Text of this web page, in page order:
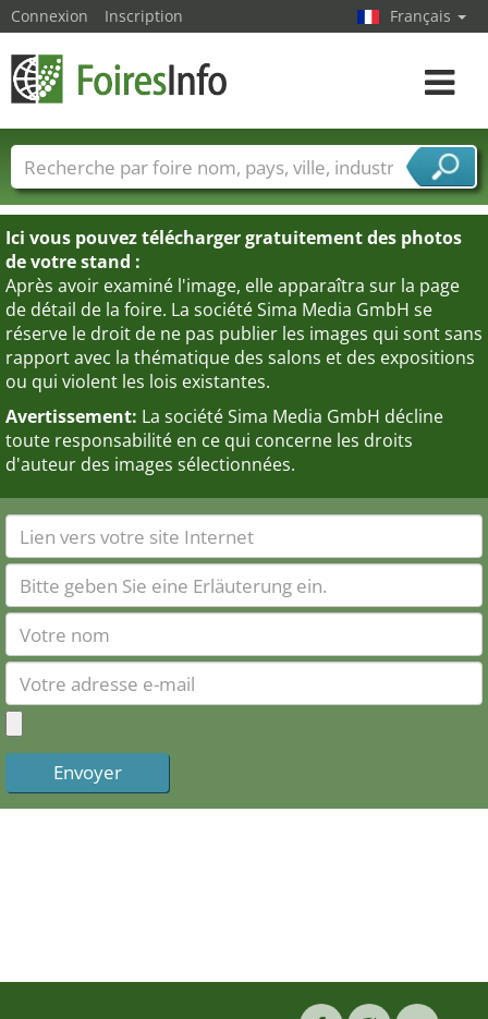
Ici vous pouvez télécharger gratuitement des photos
de votre stand :
Après avoir examiné l'image, elle apparaîtra sur la page
de détail de la foire. La société Sima Media GmbH se
réserve le droit de ne pas publier les images qui sont sans
rapport avec la thématique des salons et des expositions
ou qui violent les lois existantes.
Avertissement: La société Sima Media GmbH décline
toute responsabilité en ce qui concerne les droits
d'auteur des images sélectionnées.
Connexion Inscription Français
Toggle
Foire noms Pays Villes
Secteurs de foire
Secteurs du fournisseur de services